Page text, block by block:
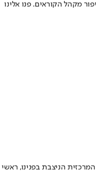
מקהל הקוראים. פנו אלינו
הניצבת בפנינו, ראשי